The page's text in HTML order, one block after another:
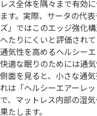
レス全体を隅々まで有効
ます。実際、サータの代
ズ」ではこのエッジ強化
へたりにくいと評価されて
通気性を高めるヘルシー
快適な眠りのためには通
側面を見ると、小さな通
れは「ヘルシーエアーレ
で、マットレス内部の湿
果たします。